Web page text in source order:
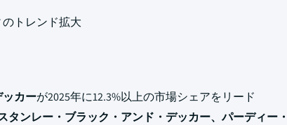
トレンド拡大
カーが2025年に12.3%以上の市場シェアをリード
タンレー・ブラック・アンド・デッカー、パーディー